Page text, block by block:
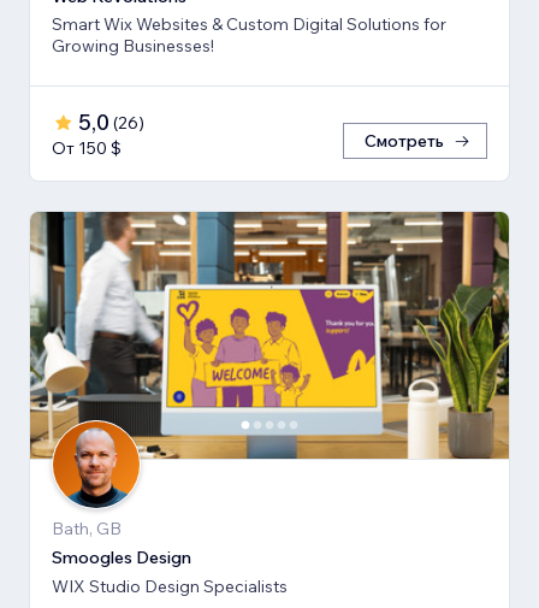
Smart Wix Websites & Custom Digital Solutions for
Growing Businesses!
5,0 (26)
От 150 $
Смотреть
Bath, GB
Smoogles Design
WIX Studio Design Specialists